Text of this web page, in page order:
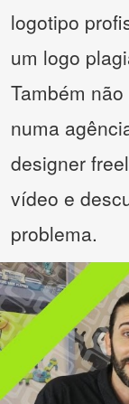
logotipo
um logo
Também
numa
designer
vídeo e
problema.